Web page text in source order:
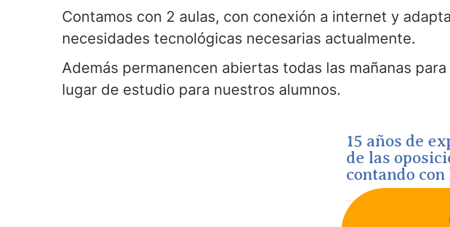
Contamos con 2 aulas, con conexión a internet y
necesidades tecnológicas necesarias actualmente.
Además permanencen abiertas todas las mañanas
lugar de estudio para nuestros alumnos.
15 años de
de las
contando